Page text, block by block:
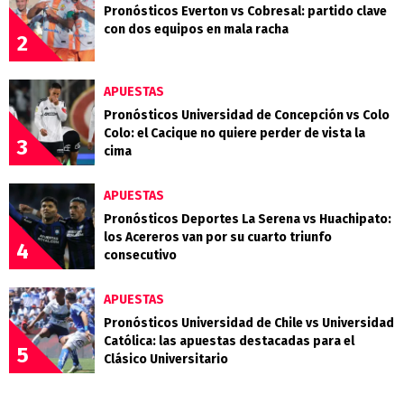
2
Pronósticos Everton vs Cobresal: partido clave
con dos equipos en mala racha
3
APUESTAS
Pronósticos Universidad de Concepción vs Colo
Colo: el Cacique no quiere perder de vista la
cima
4
APUESTAS
Pronósticos Deportes La Serena vs Huachipato:
los Acereros van por su cuarto triunfo
consecutivo
5
APUESTAS
Pronósticos Universidad de Chile vs Universidad
Católica: las apuestas destacadas para el
Clásico Universitario